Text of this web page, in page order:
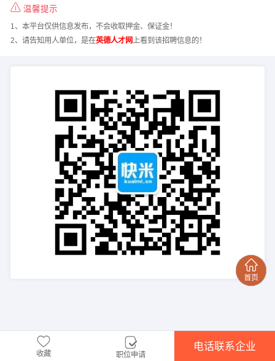
温馨提示
1、本平台仅供信息发布，不会收取押金、保证金！
2、请告知用人单位，是在英德人才网上看到该招聘信息的！
收藏 职位申请
电话联系企业